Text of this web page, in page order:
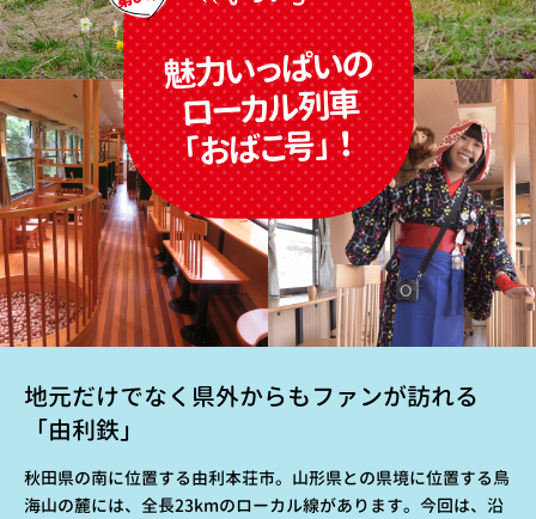
地元だけでなく県外からもファンが訪れる
「由利鉄」
秋田県の南に位置する由利本荘市。山形県との県境に位置する鳥
海山の麓には、全長23kmのローカル線があります。今回は、沿